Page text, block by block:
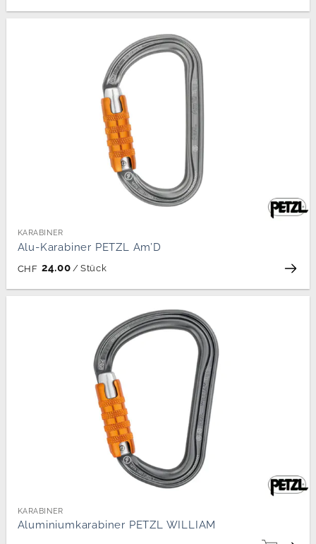
KARABINER
Alu-Karabiner PETZL Am’D
CHF 24.00 / Stück
KARABINER
Aluminiumkarabiner PETZL WILLIAM